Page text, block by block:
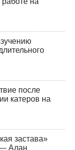
после
катеров на
застава»
— Алан